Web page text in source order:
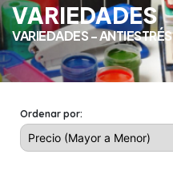
VARIEDADES
VARIEDADES - ANTIESTRÉS
Ordenar por: